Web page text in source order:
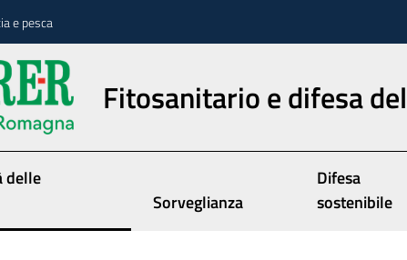
e pesca
Fitosanitario e difesa
delle
Sorveglianza
Difesa
sostenibile